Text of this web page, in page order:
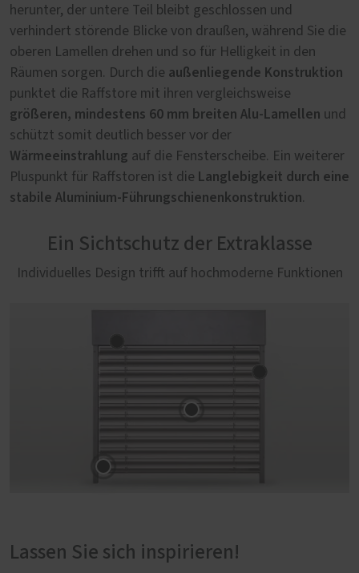
herunter, der untere Teil bleibt geschlossen und
verhindert störende Blicke von draußen, während Sie die
oberen Lamellen drehen und so für Helligkeit in den
Räumen sorgen. Durch die außenliegende Konstruktion
punktet die Raffstore mit ihren vergleichsweise
größeren, mindestens 60 mm breiten Alu-Lamellen und
schützt somit deutlich besser vor der
Wärmeeinstrahlung auf die Fensterscheibe. Ein weiterer
Pluspunkt für Raffstoren ist die Langlebigkeit durch eine
stabile Aluminium-Führungschienenkonstruktion.
Ein Sichtschutz der Extraklasse
Individuelles Design trifft auf hochmoderne Funktionen
Lassen Sie sich inspirieren!